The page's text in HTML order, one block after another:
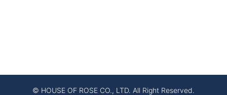
© HOUSE OF ROSE CO., LTD. All Right Reserved.